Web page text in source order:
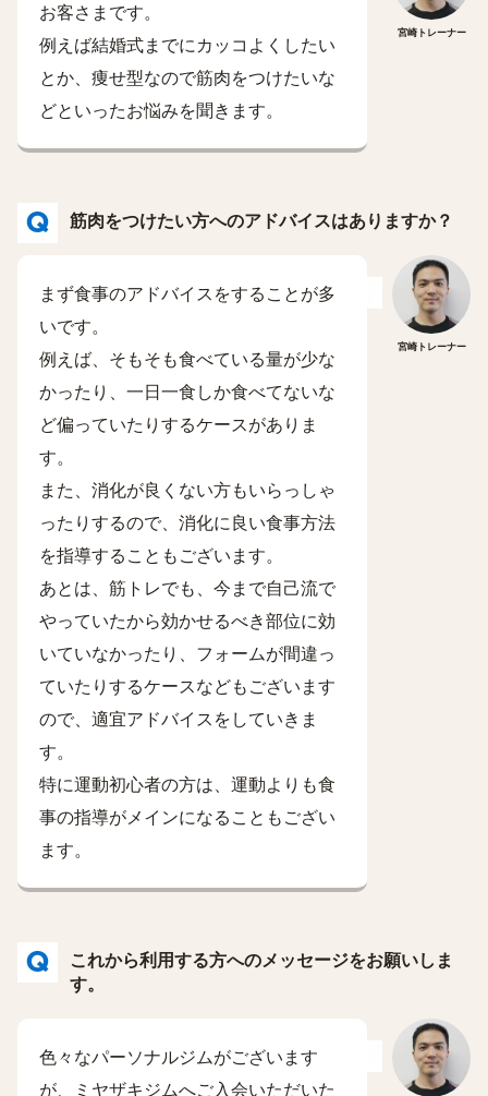
宮崎トレーナー
お客さまです。
例えば結婚式までにカッコよくしたい
とか、痩せ型なので筋肉をつけたいな
どといったお悩みを聞きます。
筋肉をつけたい方へのアドバイスはありますか？
宮崎トレーナー
まず食事のアドバイスをすることが多
いです。
例えば、そもそも食べている量が少な
かったり、一日一食しか食べてないな
ど偏っていたりするケースがありま
す。
また、消化が良くない方もいらっしゃ
ったりするので、消化に良い食事方法
を指導することもございます。
あとは、筋トレでも、今まで自己流で
やっていたから効かせるべき部位に効
いていなかったり、フォームが間違っ
ていたりするケースなどもございます
ので、適宜アドバイスをしていきま
す。
特に運動初心者の方は、運動よりも食
事の指導がメインになることもござい
ます。
これから利用する方へのメッセージをお願いしま
す。
色々なパーソナルジムがございます
が、ミヤザキジムへご入会いただいた